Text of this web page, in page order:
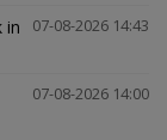
07-08-2026 14:43
in
07-08-2026 14:00